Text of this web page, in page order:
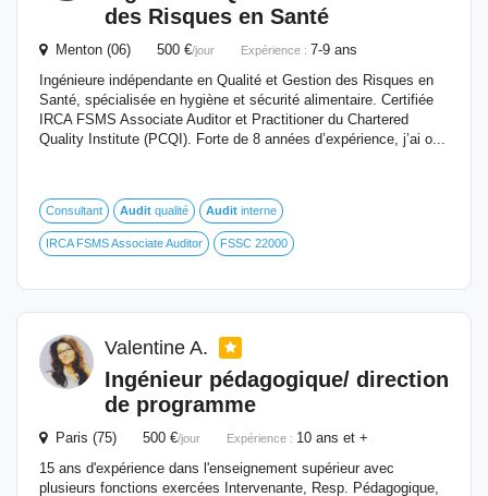
des Risques en Santé
Menton (06) 500 €/jour Expérience : 7-9 ans
Ingénieure indépendante en Qualité et Gestion des Risques en
Santé, spécialisée en hygiène et sécurité alimentaire. Certifiée
IRCA FSMS Associate Auditor et Practitioner du Chartered
Quality Institute (PCQI). Forte de 8 années d’expérience, j’ai o...
Consultant Audit qualité Audit interne
IRCA FSMS Associate Auditor FSSC 22000
Valentine A.
Ingénieur pédagogique/ direction
de programme
Paris (75) 500 €/jour Expérience : 10 ans et +
15 ans d'expérience dans l'enseignement supérieur avec
plusieurs fonctions exercées Intervenante, Resp. Pédagogique,